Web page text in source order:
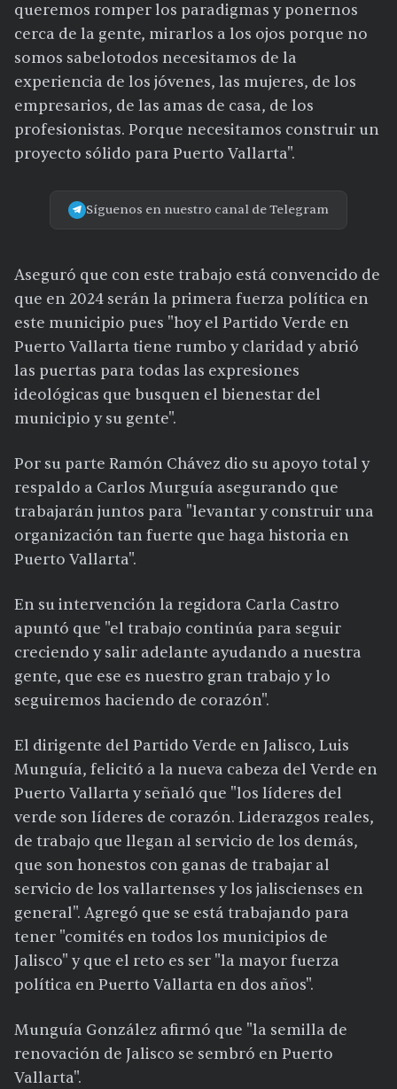
queremos romper los paradigmas y ponernos
cerca de la gente, mirarlos a los ojos porque no
somos sabelotodos necesitamos de la
experiencia de los jóvenes, las mujeres, de los
empresarios, de las amas de casa, de los
profesionistas. Porque necesitamos construir un
proyecto sólido para Puerto Vallarta".
Síguenos en nuestro canal de Telegram
Aseguró que con este trabajo está convencido de
que en 2024 serán la primera fuerza política en
este municipio pues "hoy el Partido Verde en
Puerto Vallarta tiene rumbo y claridad y abrió
las puertas para todas las expresiones
ideológicas que busquen el bienestar del
municipio y su gente".
Por su parte Ramón Chávez dio su apoyo total y
respaldo a Carlos Murguía asegurando que
trabajarán juntos para "levantar y construir una
organización tan fuerte que haga historia en
Puerto Vallarta".
En su intervención la regidora Carla Castro
apuntó que "el trabajo continúa para seguir
creciendo y salir adelante ayudando a nuestra
gente, que ese es nuestro gran trabajo y lo
seguiremos haciendo de corazón".
El dirigente del Partido Verde en Jalisco, Luis
Munguía, felicitó a la nueva cabeza del Verde en
Puerto Vallarta y señaló que "los líderes del
verde son líderes de corazón. Liderazgos reales,
de trabajo que llegan al servicio de los demás,
que son honestos con ganas de trabajar al
servicio de los vallartenses y los jaliscienses en
general". Agregó que se está trabajando para
tener "comités en todos los municipios de
Jalisco" y que el reto es ser "la mayor fuerza
política en Puerto Vallarta en dos años".
Munguía González afirmó que "la semilla de
renovación de Jalisco se sembró en Puerto
Vallarta".